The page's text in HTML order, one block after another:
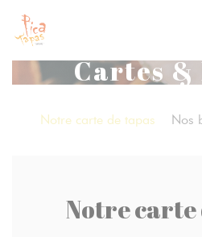
Personnalisation de vos choix en
Cartes &
Notre carte de tapas Nos
Notre carte